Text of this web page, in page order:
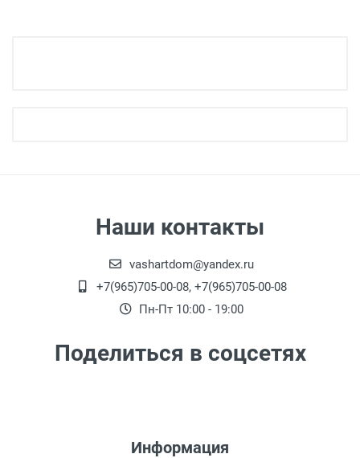
Наши контакты
vashartdom@yandex.ru
+7(965)705-00-08, +7(965)705-00-08
Пн-Пт 10:00 - 19:00
Поделиться в соцсетях
Информация